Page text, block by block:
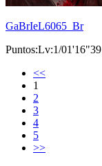
GaBrIeL6065_Br
Puntos:Lv:1/01'16"39
<<
1
2
3
4
5
>>